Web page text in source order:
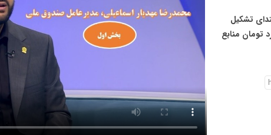
تشکیل
تومان منابع